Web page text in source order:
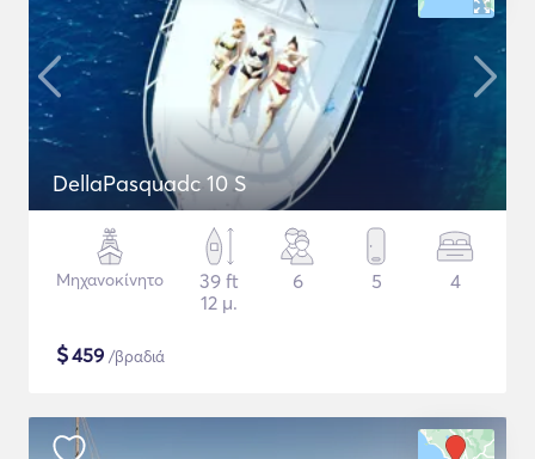
DellaPasquadc 10 S
Μηχανοκίνητο
39 ft
12 μ.
6 5 4
$459 /βραδιά